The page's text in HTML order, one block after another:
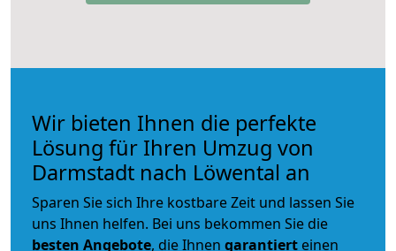
Wir bieten Ihnen die perfekte
Lösung für Ihren Umzug von
Darmstadt nach Löwental an
Sparen Sie sich Ihre kostbare Zeit und lassen Sie
uns Ihnen helfen. Bei uns bekommen Sie die
besten Angebote, die Ihnen garantiert einen